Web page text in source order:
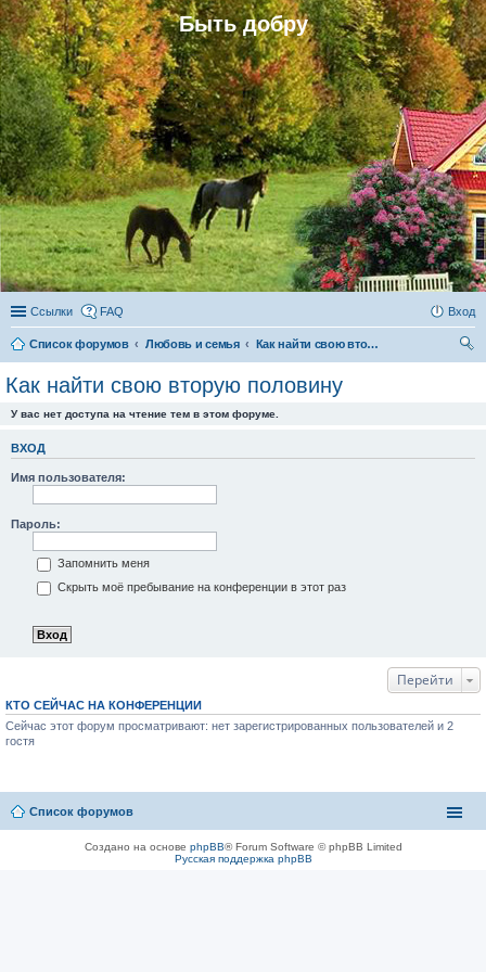
Быть добру
Ссылки FAQ Вход
Список форумов Любовь и семья
Как найти свою вторую половину
Как найти свою вторую половину
У вас нет доступа на чтение тем в этом форуме.
ВХОД
Имя пользователя:
Пароль:
Запомнить меня
Скрыть моё пребывание на конференции в этот раз
Перейти
КТО СЕЙЧАС НА КОНФЕРЕНЦИИ
Сейчас этот форум просматривают: нет зарегистрированных пользователей и 2
гостя
Список форумов
Создано на основе phpBB® Forum Software © phpBB Limited
Русская поддержка phpBB